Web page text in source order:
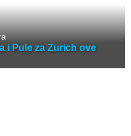
i Pule za Zurich ove